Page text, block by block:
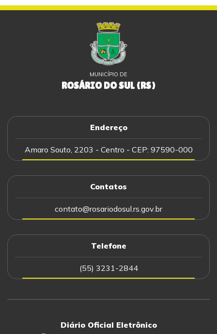
MUNICÍPIO DE
ROSÁRIO DO SUL (RS)
Endereço
Amaro Souto, 2203 - Centro - CEP: 97590-000
Contatos
contato@rosariodosul.rs.gov.br
Telefone
(55) 3231-2844
Diário Oficial Eletrônico